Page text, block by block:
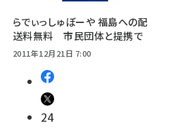
らでぃっしゅぼーや 福島への配
送料無料 市民団体と提携で
2011年12月21日 7:00
24